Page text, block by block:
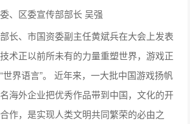
、区委宣传部部长 吴强
长、市国资委副主任黄斌兵在大会上发表
术正以前所未有的力量重塑世界，游戏正
世界语言”。 近年来，一大批中国游戏扬帆
海外企业把优秀作品带到中国，文化的开
作，是实现人类文明共同繁荣的必由之